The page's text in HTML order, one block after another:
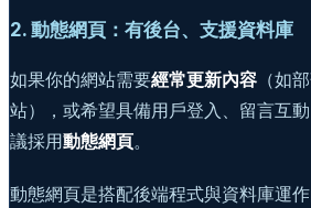
2. 動態網頁：有後台、支援資料庫
如果你的網站需要經常更新內容 （如
站），或希望具備用戶登入、留言互
議採用動態網頁。
動態網頁是搭配後端程式與資料庫運